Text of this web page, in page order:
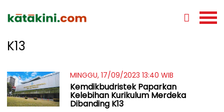
K13
MINGGU, 17/09/2023 13:40 WIB
Kemdikbudristek Paparkan
Kelebihan Kurikulum Merdeka
Dibanding K13